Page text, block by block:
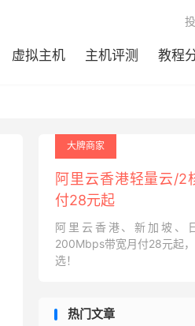
虚拟主机 主机评测 教程
大牌商家
阿里云香港轻量云/2
付28元起
阿里云香港、新加坡、
200Mbps带宽月付28元起
选！
热门文章